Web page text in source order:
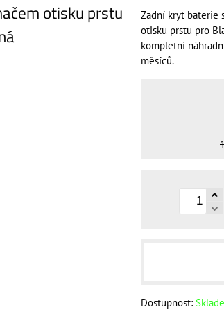
otisku prstu
Zadní kryt baterie
otisku prstu pro
kompletní
měsíců.
Dostupnost: